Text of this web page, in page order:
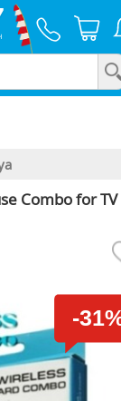
Combo for TV
-